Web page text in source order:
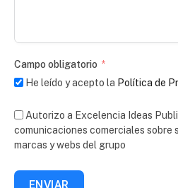
Campo obligatorio
He leído y acepto la Política de
Autorizo a Excelencia Ideas
comunicaciones comerciales sobre
marcas y webs del grupo
ENVIAR